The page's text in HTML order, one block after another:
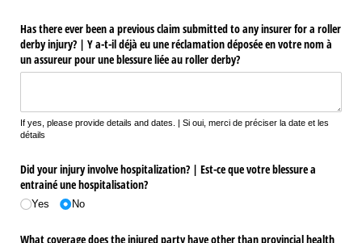
Has there ever been a previous claim submitted to any insurer for a roller
derby injury? | Y a-t-il déjà eu une réclamation déposée en votre nom à
un assureur pour une blessure liée au roller derby?
If yes, please provide details and dates. | Si oui, merci de préciser la date et les
détails
Did your injury involve hospitalization? | Est-ce que votre blessure a
entrainé une hospitalisation?
Yes No
What coverage does the injured party have other than provincial health